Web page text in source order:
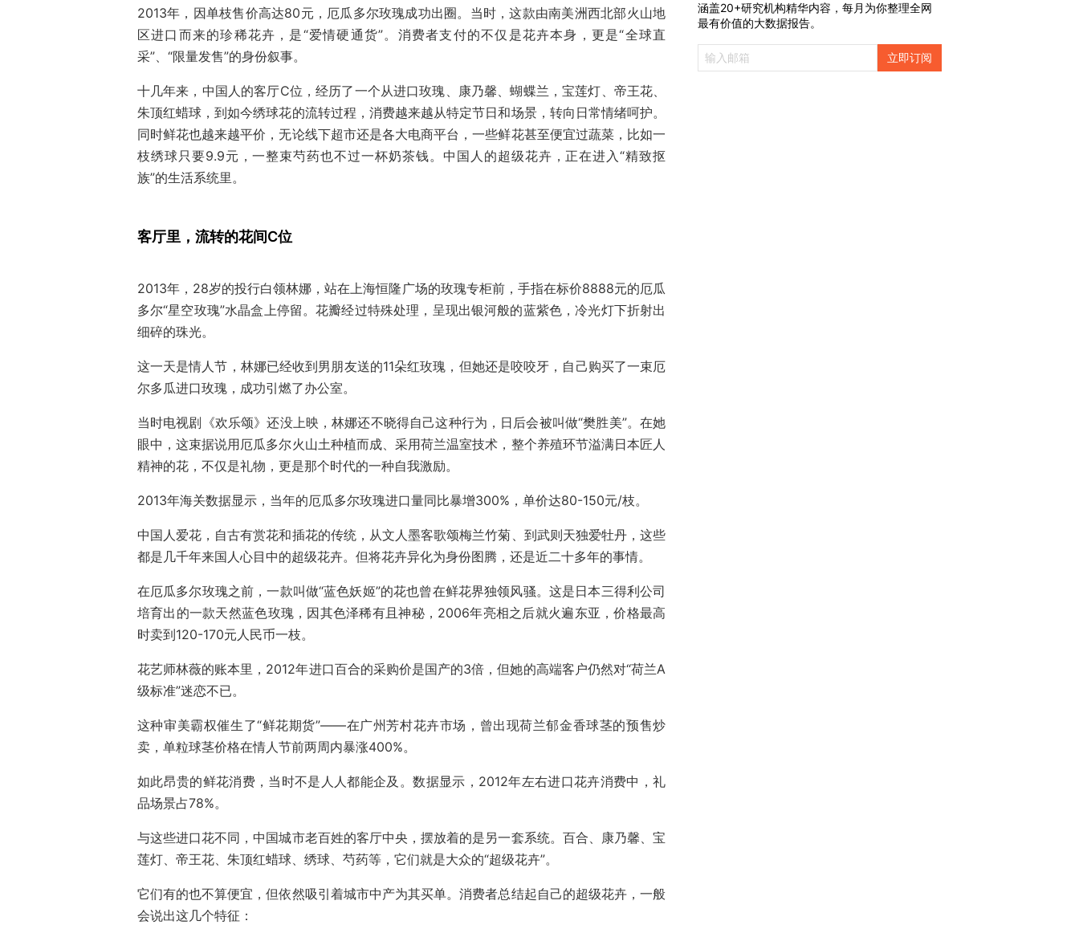
2013年，因单枝售价高达80元，厄瓜多尔玫瑰成功出圈。当时，这款由南美洲西北部火山地
区进口而来的珍稀花卉，是“爱情硬通货”。消费者支付的不仅是花卉本身，更是“全球直
采”、“限量发售”的身份叙事。
十几年来，中国人的客厅C位，经历了一个从进口玫瑰、康乃馨、蝴蝶兰，宝莲灯、帝王花、
朱顶红蜡球，到如今绣球花的流转过程，消费越来越从特定节日和场景，转向日常情绪呵护。
同时鲜花也越来越平价，无论线下超市还是各大电商平台，一些鲜花甚至便宜过蔬菜，比如一
枝绣球只要9.9元，一整束芍药也不过一杯奶茶钱。中国人的超级花卉，正在进入“精致抠
族”的生活系统里。
客厅里，流转的花间C位
2013年，28岁的投行白领林娜，站在上海恒隆广场的玫瑰专柜前，手指在标价8888元的厄瓜
多尔“星空玫瑰”水晶盒上停留。花瓣经过特殊处理，呈现出银河般的蓝紫色，冷光灯下折射出
细碎的珠光。
这一天是情人节，林娜已经收到男朋友送的11朵红玫瑰，但她还是咬咬牙，自己购买了一束厄
尔多瓜进口玫瑰，成功引燃了办公室。
当时电视剧《欢乐颂》还没上映，林娜还不晓得自己这种行为，日后会被叫做“樊胜美”。在她
眼中，这束据说用厄瓜多尔火山土种植而成、采用荷兰温室技术，整个养殖环节溢满日本匠人
精神的花， 不仅是礼物，更是那个时代的一种自我激励。
2013年海关数据显示，当年的厄瓜多尔玫瑰进口量同比暴增300%，单价达80-150元/枝。
中国人爱花，自古有赏花和插花的传统，从文人墨客歌颂梅兰竹菊、到武则天独爱牡丹，这些
都是几千年来国人心目中的超级花卉。但将花卉异化为身份图腾，还是近二十多年的事情。
在厄瓜多尔玫瑰之前，一款叫做“蓝色妖姬”的花也曾在鲜花界独领风骚。这是日本三得利公司
培育出的一款天然蓝色玫瑰，因其色泽稀有且神秘，2006年亮相之后就火遍东亚，价格最高
时卖到120-170元人民币一枝。
花艺师林薇的账本里，2012年进口百合的采购价是国产的3倍，但她的高端客户仍然对“荷兰A
级标准”迷恋不已。
这种审美霸权催生了“鲜花期货”——在广州芳村花卉市场，曾出现荷兰郁金香球茎的预售炒
卖，单粒球茎价格在情人节前两周内暴涨400%。
如此昂贵的鲜花消费，当时不是人人都能企及。数据显示，2012年左右进口花卉消费中，礼
品场景占78%。
与这些进口花不同，中国城市老百姓的客厅中央，摆放着的是另一套系统。百合、康乃馨、宝
莲灯、帝王花、朱顶红蜡球、绣球、芍药等，它们就是大众的“超级花卉”。
它们有的也不算便宜，但依然吸引着城市中产为其买单。消费者总结起自己的超级花卉，一般
会说出这几个特征：
涵盖20+研究机构精华内容，每月为你整理全网
最有价值的大数据报告。
立即订阅